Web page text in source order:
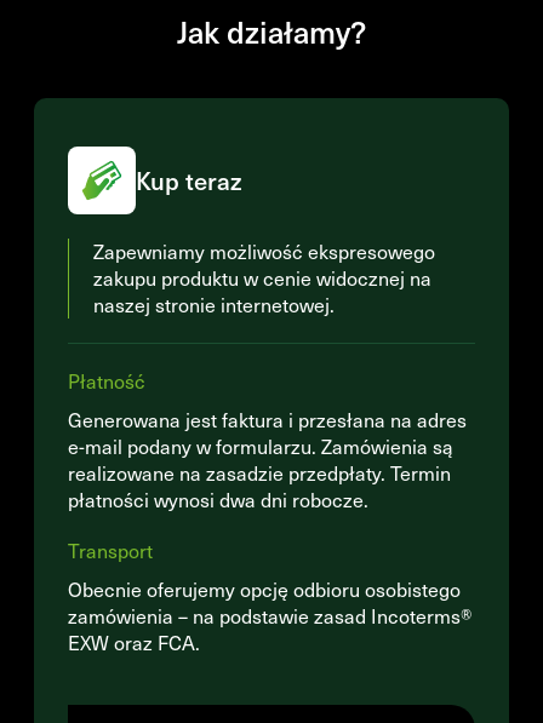
Jak działamy?
Kup teraz
Zapewniamy możliwość ekspresowego
zakupu produktu w cenie widocznej na
naszej stronie internetowej.
Płatność
Generowana jest faktura i przesłana na adres
e-mail podany w formularzu. Zamówienia są
realizowane na zasadzie przedpłaty. Termin
płatności wynosi dwa dni robocze.
Transport
Obecnie oferujemy opcję odbioru osobistego
zamówienia – na podstawie zasad Incoterms®
EXW oraz FCA.